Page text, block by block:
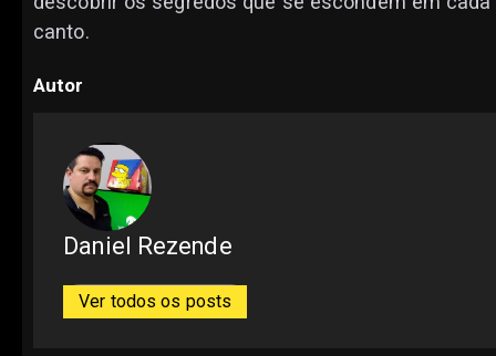
canto.
Autor
Daniel Rezende
Ver todos os posts